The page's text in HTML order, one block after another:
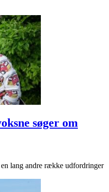
søger om
lang andre række udfordringer